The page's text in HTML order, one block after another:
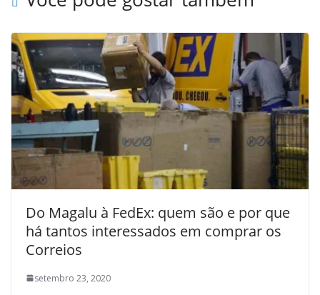
Do Magalu à FedEx: quem são e por que
há tantos interessados em comprar os
Correios
setembro 23, 2020